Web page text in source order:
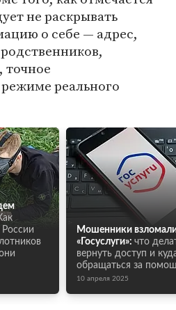
не раскрывать
о себе — адрес,
точное
реального
России
Мошенники
«Госуслуги»: что
вернуть доступ и
обращаться за
10 апреля 2025